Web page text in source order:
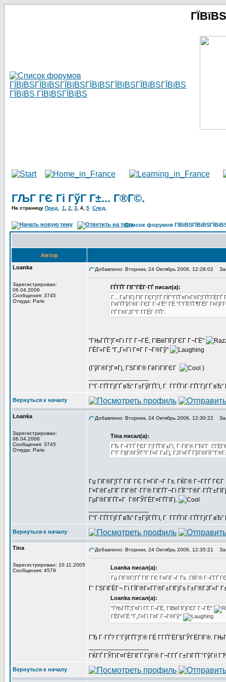
ГЉГ ГЄ Гі ГўГ Г±... Г®Г©.
На страницу Пред. 1 2 3 4 5 След.
Список форумов
Автор
Loanka
Зарегистрирован:
06.04.2006
Сообщения: 3745
Откуда: Paris
Добавлено: Вторник, 24 Октябрь 2006, 12:28:02
ГЃГҐГ ГІГ°ГЁГ·ГҐ писал(а):
Г…Г±ГІГј ГІГ ГЄГ¦ГҐ ГЇГ°ГҐГ¤Г«Г®Г¦ГҐГ­ГЁГҐ
Г¤ГҐГўГ®Г·ГЄГ Г¬ГЁ" ГЁ "Г‘ГЇГҐГ¶ГЁГ
ГҐ Г®ГЈГ°Г Г­ГЁГ·ГҐГ­.
"ГЊГҐГ¦Г¤Гі Г­Г Г¬ГЁ, ГІВёГІГјГЄГ Г¬ГЁ"
ГЁГ«ГЁ "Г„Г«Гї Г¤Г Г¬Г®Гў"
(ГўГ®Г¦Г¤Гј, ГЅГІГ® ГёГіГІГЄГ
)
Г“Г·ГҐГ­ГјГҐ вЂ” Г±ГўГҐГІ, Г Г­ГҐГіГ·ГҐГ­ГјГҐ
Вернуться к началу
Loanka
Зарегистрирован:
06.04.2006
Сообщения: 3745
Откуда: Paris
Добавлено: Вторник, 24 Октябрь 2006, 12:30:22
Tina писал(а):
ГЂ Г¬Г­ГҐ ГЄГ Г¦ГҐГІГ±Гї, Г·ГІГ® ГЋГ­Г
Г°Г Г§Г®ГЎГ°Г Г«Г Г±Гј, ГЈГ¤ГҐ
Гџ ГІГ®Г¦ГҐ ГІГ ГЄ Г¤ГіГ¬Г Гѕ. ГЌГ® Г¬Г­ГҐ
Г¤Г®Г±ГІГ ГІГ®Г·Г­Г® ГІГҐГ¬Гі
ГµГ®ГІГҐГ«Г Г®ГЎГЁГ¤ГҐГІГј.
Г“Г·ГҐГ­ГјГҐ вЂ” Г±ГўГҐГІ, Г Г­ГҐГіГ·ГҐГ­ГјГҐ
Вернуться к началу
Tina
Зарегистрирован: 10.11.2005
Сообщения: 4579
Добавлено: Вторник, 24 Октябрь 2006, 12:35:21
Loanka писал(а):
Гџ ГІГ®Г¦ГҐ ГІГ ГЄ Г¤ГіГ¬Г Гѕ. ГЌГ® Г¬Г­ГҐ
Г‘ ГЅГІГЁГ¬ Гї ГЇГ®Г«Г­Г®Г±ГІГјГѕ Г±Г®ГЈГ«Г
Loanka писал(а):
"ГЊГҐГ¦Г¤Гі Г­Г Г¬ГЁ, ГІВёГІГјГЄГ Г¬ГЁ"
ГЁГ«ГЁ "Г„Г«Гї Г¤Г Г¬Г®Гў"
ГЂ Г·ГҐ? Г‘ГўГҐГ¦Г® ГЁ Г­ГҐГЁГ§ГЎГЁГІГ®.
ГЌГҐ ГЎГіГ¤ГЁГІГҐ ГўГ® Г¬Г­ГҐ Г±ГІГҐГ°ГўГі!
Вернуться к началу